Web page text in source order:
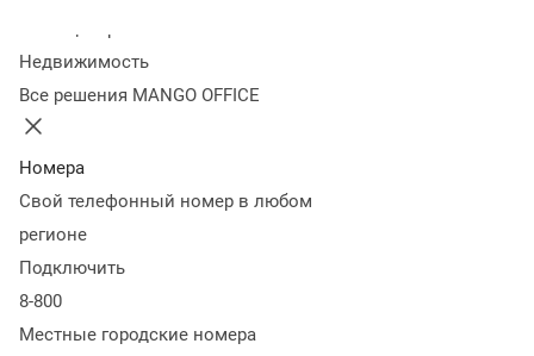
Недвижимость
Все решения MANGO OFFICE
Номера
Свой телефонный номер в любом
регионе
Подключить
8-800
Местные городские номера
конкурировать с
лидерами ниши и не
попасть под санкции
26 августа 2019668 420
Оглавление
Внутренняя оптимизация
оптимизация
страниц